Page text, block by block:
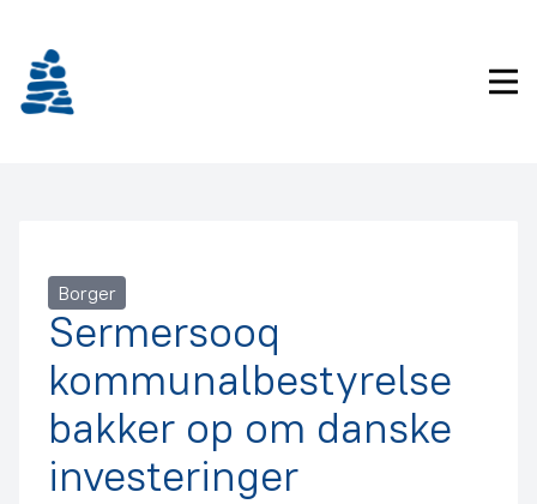
indhold
Borger
Sermersooq
kommunalbestyrelse
bakker op om danske
investeringer